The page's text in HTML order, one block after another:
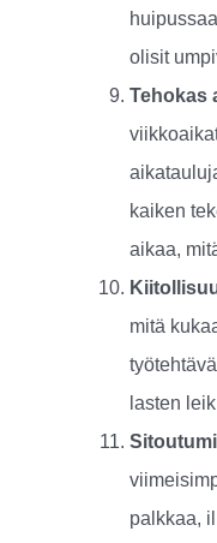
olisit
Tehokas
kaiken
aikaa,
mitä
lasten
palkkaa,